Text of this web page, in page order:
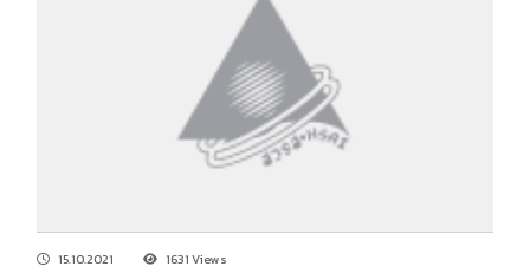
15.10.2021 1631 Views